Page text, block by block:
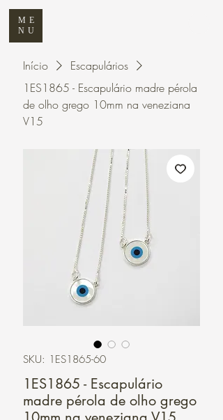
ME
NU
Início
Escapulários
1ES1865 - Escapulário madre pérola
de olho grego 10mm na veneziana
V15
SKU: 1ES1865-60
1ES1865 - Escapulário
madre pérola de olho grego